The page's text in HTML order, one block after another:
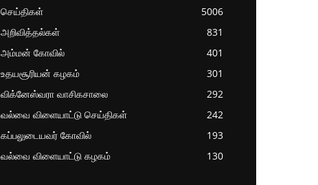
செய்திகள்
5006
அறிவித்தல்கள்
831
அம்மன் கோவில்
401
உதயசூரியன் கழகம்
301
விக்னேஸ்வரா வாசிகசாலை
292
வல்வை விளையாட்டு செய்திகள்
242
கப்பலுடையவர் கோவில்
193
வல்வை விளையாட்டு கழகம்
130